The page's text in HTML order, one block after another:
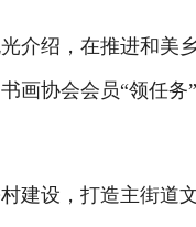
绍，在推进和美乡
画协会会员“领任
设，打造主街道